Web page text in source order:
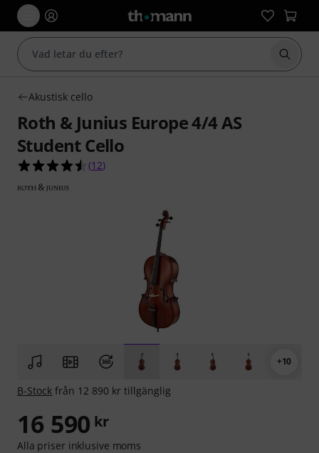
Börja
Akustisk cello
Roth & Junius Europe 4/4 AS
Student Cello
4.5 av 5 stjärnor från 12 kundbetyg
(12)
+10
B-Stock från 12 890 kr tillgänglig
16 590 kr
Alla priser inklusive moms